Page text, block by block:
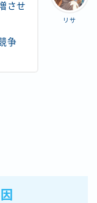
リサ
させ
争